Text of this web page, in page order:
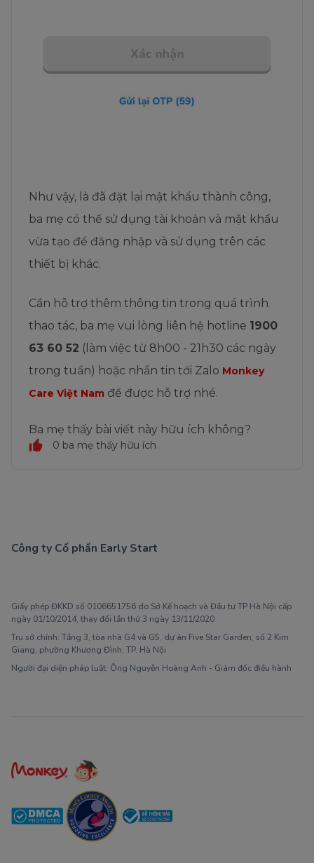
Như vậy, là đã đặt lại mật khẩu thành công,
ba mẹ có thể sử dụng tài khoản và mật khẩu
vừa tạo để đăng nhập và sử dụng trên các
thiết bị khác.
Cần hỗ trợ thêm thông tin trong quá trình
thao tác, ba mẹ vui lòng liên hệ hotline 1900
63 60 52 (làm việc từ 8h00 - 21h30 các ngày
trong tuần) hoặc nhắn tin tới Zalo Monkey
Care Việt Nam để được hỗ trợ nhé.
Ba mẹ thấy bài viết này hữu ích không?
0 ba mẹ thấy hữu ích
Công ty Cổ phần Early Start
Giấy phép ĐKKD số 0106651756 do Sở Kế hoạch và Đầu tư TP Hà Nội cấp
ngày 01/10/2014, thay đổi lần thứ 3 ngày 13/11/2020
Trụ sở chính: Tầng 3, tòa nhà G4 và G5, dự án Five Star Garden, số 2 Kim
Giang, phường Khương Đình, TP. Hà Nội
Người đại diện pháp luật: Ông Nguyễn Hoàng Anh - Giám đốc điều hành